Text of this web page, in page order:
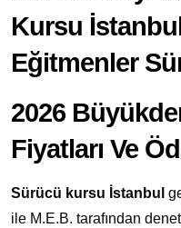
2026
Fiyatları Ve
Sürücü kursu İstanbul
ile M.E.B. tarafından